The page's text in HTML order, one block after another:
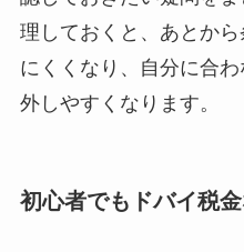
理しておくと、あとか
にくくなり、自分に合
外しやすくなります。
初心者でもドバイ税